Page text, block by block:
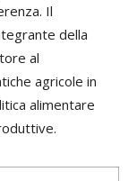
Il
della
al
agricole in
alimentare